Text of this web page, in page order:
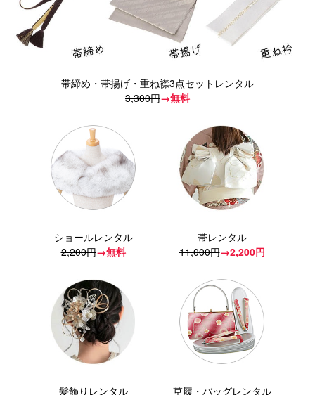
帯締め・帯揚げ・重ね襟3点セットレンタル
3,300円→無料
ショールレンタル
2,200円→無料
帯レンタル
11,000円→2,200円
髪飾りレンタル 草履・バッグレンタル